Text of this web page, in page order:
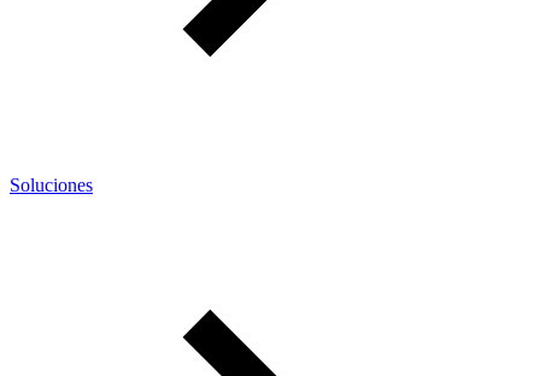
Soluciones